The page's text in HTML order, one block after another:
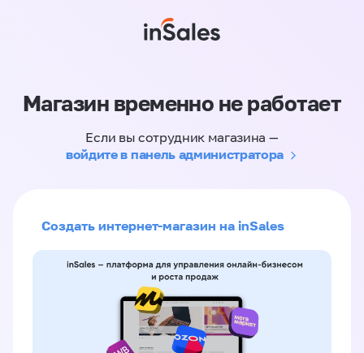
Магазин временно не работает
Если вы сотрудник магазина —
войдите в панель администратора
Создать интернет-магазин на inSales